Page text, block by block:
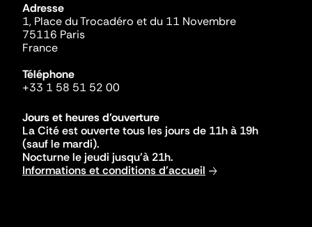
Adresse
1, Place du Trocadéro et du 11 Novembre
75116 Paris
France
Téléphone
+33 1 58 51 52 00
Jours et heures d'ouverture
La Cité est ouverte tous les jours de 11h à 19h
(sauf le mardi).
Nocturne le jeudi jusqu'à 21h.
Informations et conditions d'accueil